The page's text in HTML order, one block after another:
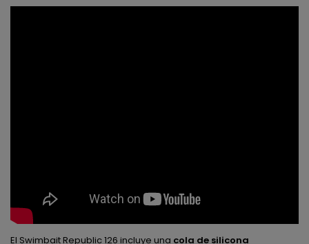
El Swimbait Republic 126 incluye una cola de silicona